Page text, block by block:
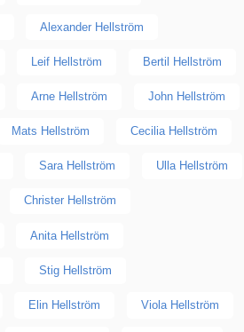
Alexander Hellström
Leif Hellström Bertil Hellström
Arne Hellström John Hellström
Mats Hellström Cecilia Hellström
Sara Hellström Ulla Hellström
Christer Hellström
Anita Hellström
Stig Hellström
Elin Hellström Viola Hellström